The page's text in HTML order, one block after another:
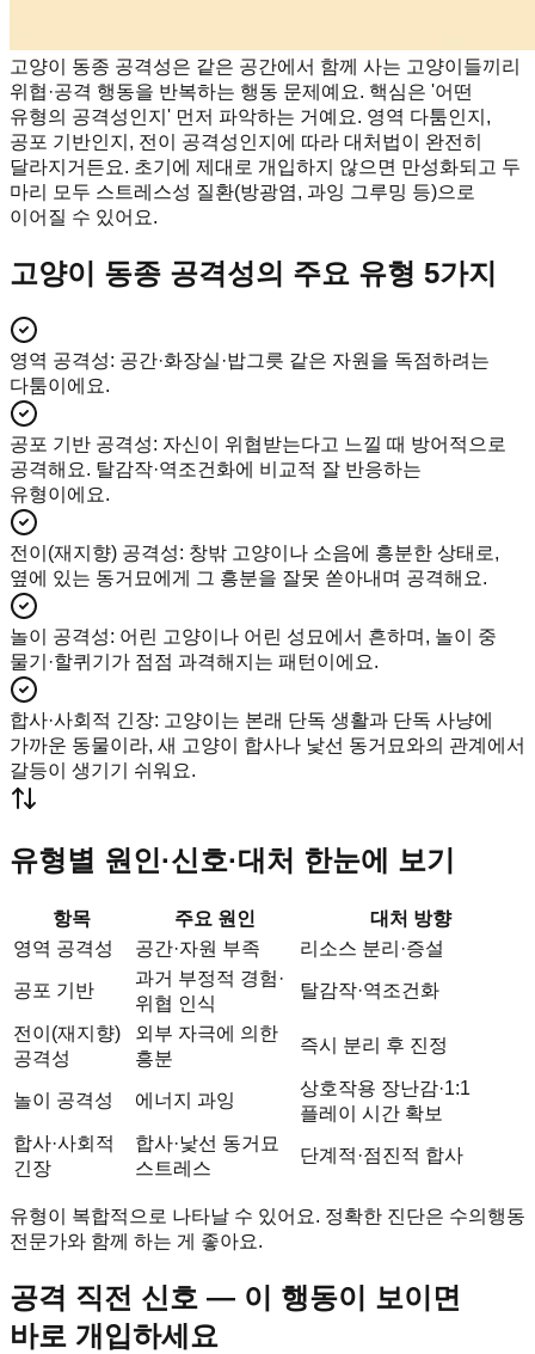
고양이 동종 공격성은 같은 공간에서 함께 사는 고양이들끼리
위협·공격 행동을 반복하는 행동 문제예요. 핵심은 '어떤
유형의 공격성인지' 먼저 파악하는 거예요. 영역 다툼인지,
공포 기반인지, 전이 공격성인지에 따라 대처법이 완전히
달라지거든요. 초기에 제대로 개입하지 않으면 만성화되고 두
마리 모두 스트레스성 질환(방광염, 과잉 그루밍 등)으로
이어질 수 있어요.
고양이 동종 공격성의 주요 유형 5가지
영역 공격성: 공간·화장실·밥그릇 같은 자원을 독점하려는
다툼이에요.
공포 기반 공격성: 자신이 위협받는다고 느낄 때 방어적으로
공격해요. 탈감작·역조건화에 비교적 잘 반응하는
유형이에요.
전이(재지향) 공격성: 창밖 고양이나 소음에 흥분한 상태로,
옆에 있는 동거묘에게 그 흥분을 잘못 쏟아내며 공격해요.
놀이 공격성: 어린 고양이나 어린 성묘에서 흔하며, 놀이 중
물기·할퀴기가 점점 과격해지는 패턴이에요.
합사·사회적 긴장: 고양이는 본래 단독 생활과 단독 사냥에
가까운 동물이라, 새 고양이 합사나 낯선 동거묘와의 관계에서
갈등이 생기기 쉬워요.
유형별 원인·신호·대처 한눈에 보기
항목 주요 원인
대처 방향
영역 공격성
공간·자원 부족 리소스 분리·증설
공포 기반
과거 부정적 경험·
위협 인식
탈감작·역조건화
전이(재지향)
공격성
외부 자극에 의한
흥분
즉시 분리 후 진정
놀이 공격성 에너지 과잉
상호작용 장난감·1:1
플레이 시간 확보
합사·사회적
긴장
합사·낯선 동거묘
스트레스
단계적·점진적 합사
유형이 복합적으로 나타날 수 있어요. 정확한 진단은 수의행동
전문가와 함께 하는 게 좋아요.
공격 직전 신호 — 이 행동이 보이면
바로 개입하세요